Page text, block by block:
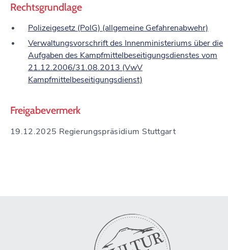
Rechtsgrundlage
Polizeigesetz (PolG) (allgemeine Gefahrenabwehr)
Verwaltungsvorschrift des Innenministeriums über die
Aufgaben des Kampfmittelbeseitigungsdienstes vom
21.12.2006/31.08.2013 (VwV
Kampfmittelbeseitigungsdienst)
Freigabevermerk
19.12.2025 Regierungspräsidium Stuttgart